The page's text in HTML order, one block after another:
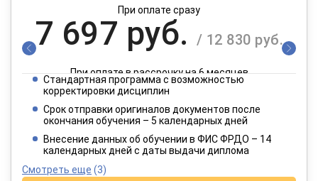
При оплате сразу
7 697 руб. / 12 830 руб.
При оплате в рассрочку на 6 месяцев
3 849 руб.
При оплате в рассрочку на 12 месяцев
Стандартная программа с возможностью
корректировки дисциплин
Срок отправки оригиналов документов после
окончания обучения – 5 календарных дней
Внесение данных об обучении в ФИС ФРДО – 14
календарных дней с даты выдачи диплома
Смотреть еще (3)